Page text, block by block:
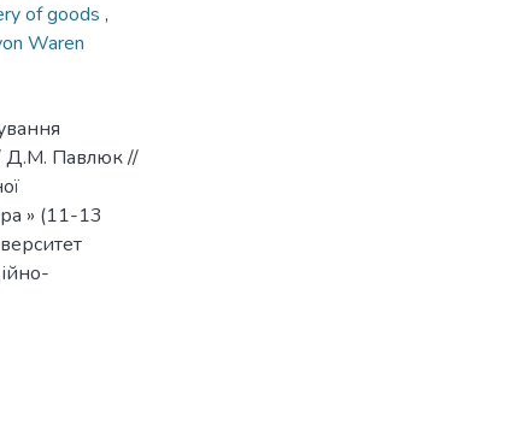
of goods ,
Waren
/ Д.М. Павлюк //
» (11-13